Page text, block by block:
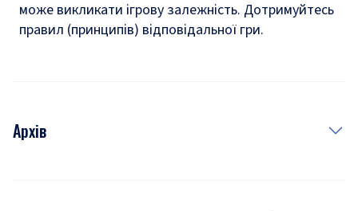
може викликати ігрову залежність. Дотримуйтесь
правил (принципів) відповідальної гри.
Архів